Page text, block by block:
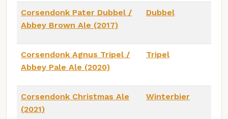
Corsendonk Pater Dubbel /
Abbey Brown Ale (2017)
Dubbel
Corsendonk Agnus Tripel /
Abbey Pale Ale (2020)
Tripel
Corsendonk Christmas Ale
(2021)
Winterbier